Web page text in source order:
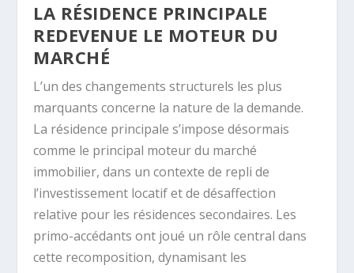
LA RÉSIDENCE PRINCIPALE
REDEVENUE LE MOTEUR DU
MARCHÉ
L’un des changements structurels les plus
marquants concerne la nature de la demande.
La résidence principale s’impose désormais
comme le principal moteur du marché
immobilier, dans un contexte de repli de
l’investissement locatif et de désaffection
relative pour les résidences secondaires. Les
primo-accédants ont joué un rôle central dans
cette recomposition, dynamisant les